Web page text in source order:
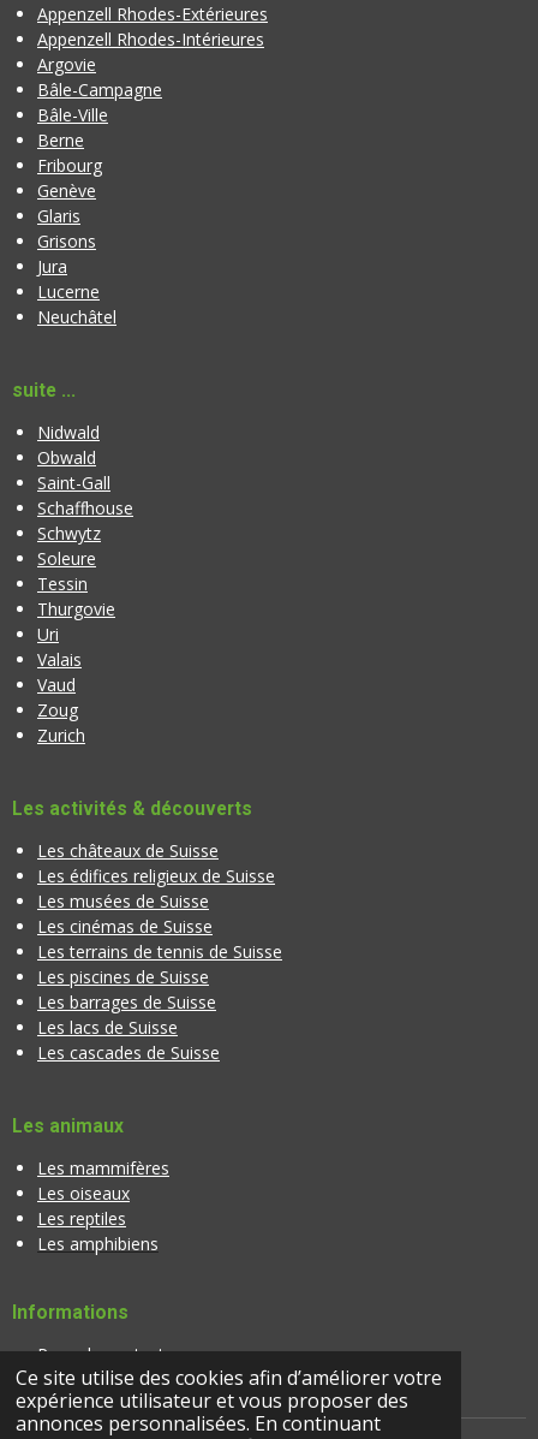
Ce site utilise des cookies afin d’améliorer votre
expérience utilisateur et vous proposer des
annonces personnalisées. En continuant
Appenzell Rhodes-Extérieures
Appenzell Rhodes-Intérieures
Argovie
Bâle-Campagne
Bâle-Ville
Berne
Fribourg
Genève
Glaris
Grisons
Jura
Lucerne
Neuchâtel
suite ...
Nidwald
Obwald
Saint-Gall
Schaffhouse
Schwytz
Soleure
Tessin
Thurgovie
Uri
Valais
Vaud
Zoug
Zurich
Les activités & découverts
Les châteaux de Suisse
Les édifices religieux de Suisse
Les musées de Suisse
Les cinémas de Suisse
Les terrains de tennis de Suisse
Les piscines de Suisse
Les barrages de Suisse
Les lacs de Suisse
Les cascades de Suisse
Les animaux
Les mammifères
Les oiseaux
Les reptiles
Les amphibiens
Informations
Page de contact
Banque d'images